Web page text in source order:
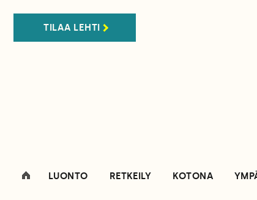
TILAA LEHTI
LUONTO RETKEILY KOTONA